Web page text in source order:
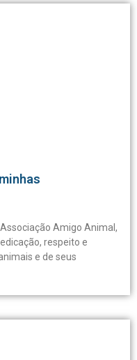
Amigo Animal,
respeito e
e de seus